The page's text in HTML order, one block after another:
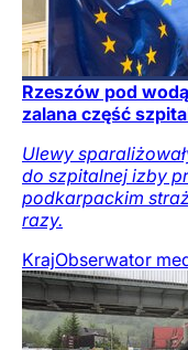
Rzeszów pod
zalana część
Ulewy
do szpitalnej izby
podkarpackim
razy.
KrajObserwator